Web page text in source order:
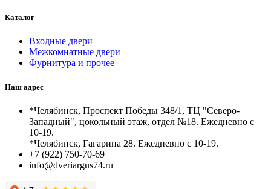
Каталог
Входные двери
Межкомнатные двери
Фурнитура и прочее
Наш адрес
*Челябинск, Проспект Победы 348/1, ТЦ "Северо-
Западный", цокольный этаж, отдел №18. Ежедневно с
10-19.
*Челябинск, Гагарина 28. Ежедневно с 10-19.
+7 (922) 750-70-69
info@dveriargus74.ru